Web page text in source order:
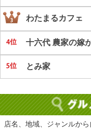
わたまるカフェ
十六代 農家の嫁
とみ家
店名、地域、ジャンルか